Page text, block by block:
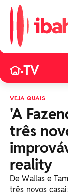
•TV
VEJA QUAIS
'A
três
reality
De Wallas e
três novos